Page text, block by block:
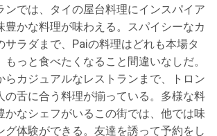
ンでは、タイの屋台料理にインスパイア
豊かな料理が味わえる。スパイシーなカ
サラダまで、Paiの料理はどれも本場タ
っと食べたくなること間違いなしだ。
らカジュアルなレストランまで、トロン
の舌に合う料理が揃っている。多様な料
かなシェフがいるこの街では、他では味
グ体験ができる。友達を誘って予約をし